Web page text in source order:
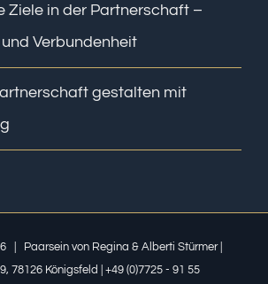
Ziele in der Partnerschaft –
Verbundenheit
gestalten mit
| Paarsein von Regina & Alberti Stürmer |
78126 Königsfeld | +49 (0)7725 - 91 55